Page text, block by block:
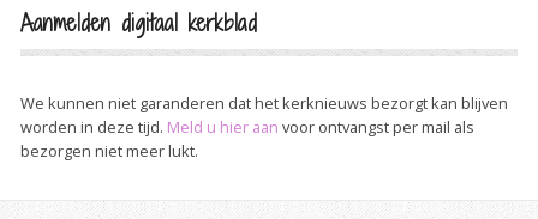
Aanmelden digitaal kerkblad
We kunnen niet garanderen dat het kerknieuws bezorgt kan blijven
worden in deze tijd. Meld u hier aan voor ontvangst per mail als
bezorgen niet meer lukt.